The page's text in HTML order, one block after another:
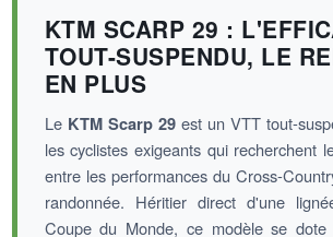
KTM SCARP 29 :
TOUT-SUSPENDU, LE
EN PLUS
Le KTM Scarp 29est un VTT tout-
les cyclistes exigeants qui recherchent
entre les performances du Cross-
randonnée. Héritier direct d'une
Coupe du Monde, ce modèle se